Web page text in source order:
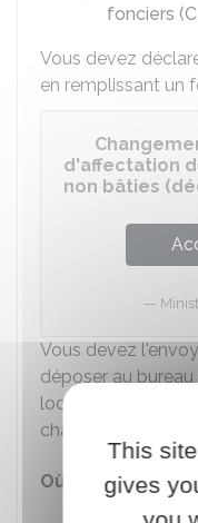
fonciers
Vous devez
en remplissant un
d'affectation
non bâties
Vous devez
déposer au
local, dans les 90
changement de
Où s'adresser ?
This
gives